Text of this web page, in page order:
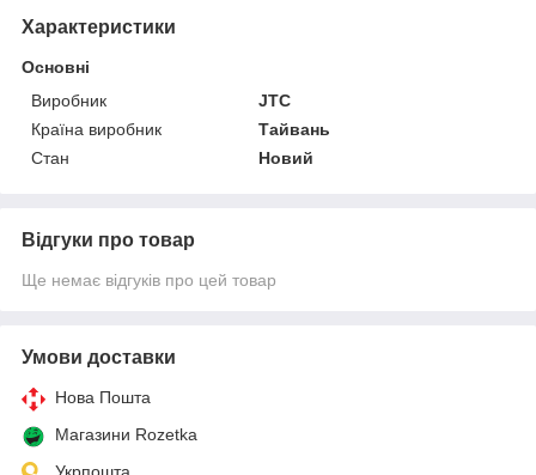
Характеристики
Основні
Виробник
JTC
Країна виробник
Тайвань
Стан
Новий
Відгуки про товар
Ще немає відгуків про цей товар
Умови доставки
Нова Пошта
Магазини Rozetka
Укрпошта